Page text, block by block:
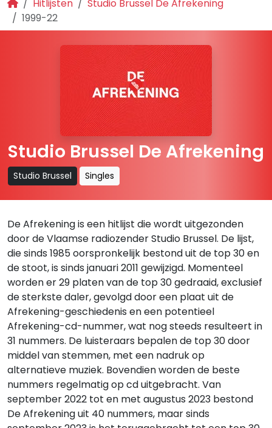
Hitlijsten
Studio Brussel De Afrekening
1999-22
Studio Brussel De Afrekening
Studio Brussel Singles
De Afrekening is een hitlijst die wordt uitgezonden
door de Vlaamse radiozender Studio Brussel. De lijst,
die sinds 1985 oorspronkelijk bestond uit de top 30 en
de stoot, is sinds januari 2011 gewijzigd. Momenteel
worden er 29 platen van de top 30 gedraaid, exclusief
de sterkste daler, gevolgd door een plaat uit de
Afrekening-geschiedenis en een potentieel
Afrekening-cd-nummer, wat nog steeds resulteert in
31 nummers. De luisteraars bepalen de top 30 door
middel van stemmen, met een nadruk op
alternatieve muziek. Bovendien worden de beste
nummers regelmatig op cd uitgebracht. Van
september 2022 tot en met augustus 2023 bestond
De Afrekening uit 40 nummers, maar sinds